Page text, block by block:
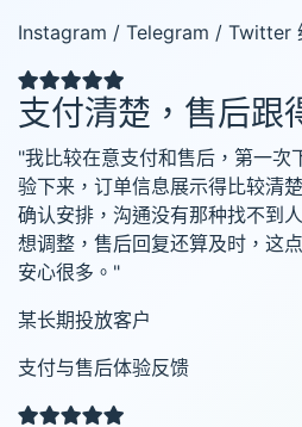
Instagram / Telegram / Twitter
支付清楚，售后跟
"我比较在意支付和售后，第一次
验下来，订单信息展示得比较清
确认安排，沟通没有那种找不到
想调整，售后回复还算及时，这
安心很多。"
某长期投放客户
支付与售后体验反馈